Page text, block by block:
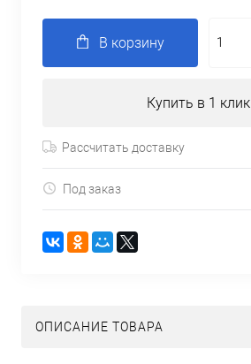
В корзину
Купить в 1 клик
Рассчитать доставку
Под заказ
ОПИСАНИЕ ТОВАРА